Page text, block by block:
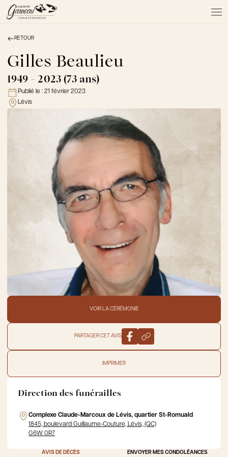
À PROPOS
NOS SERVICES
NOS PRODUITS
NOTRE ÉQUIPE
NOS SALONS
AVIS DE DÉCÈS
FAQ et mythes
Témoignages
RETOUR
Gilles Beaulieu
1949 - 2023 (73 ans)
Publié le : 21 février 2023
Lévis
VOIR LA CÉRÉMONIE
PARTAGER CET AVIS
IMPRIMER
Direction des funérailles
Complexe Claude-Marcoux de Lévis, quartier St-Romuald
1845, boulevard Guillaume-Couture, Lévis, (QC)
G6W 0R7
AVIS DE DÉCÈS ENVOYER MES CONDOLÉANCES